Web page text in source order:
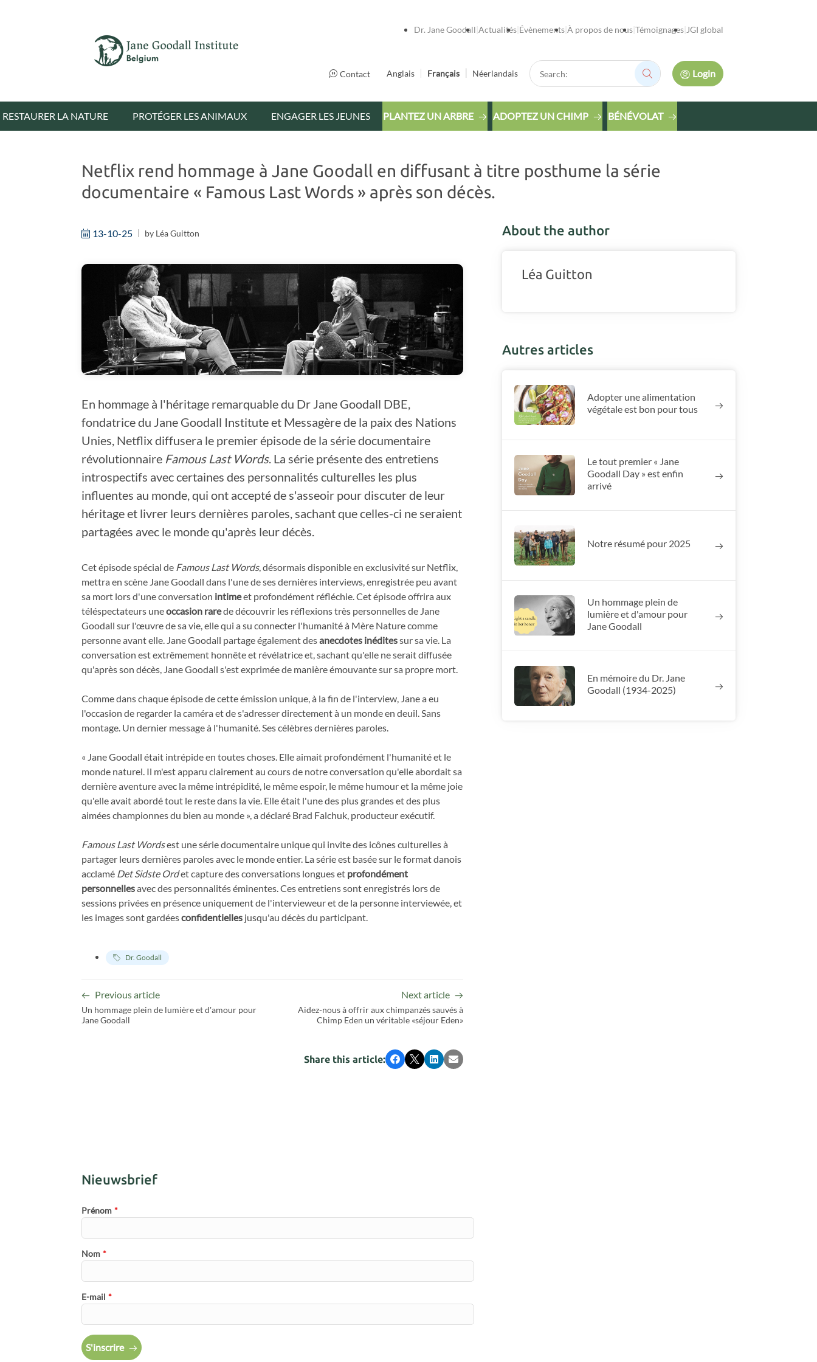
Dr. Jane Goodall Actualités Évènements À propos de nous Témoignages JGI global
Contact Anglais Français Néerlandais
Search:
Search:
Login
RESTAURER LA NATURE PROTÉGER LES ANIMAUX ENGAGER LES JEUNES PLANTEZ UN ARBRE ADOPTEZ UN CHIMP BÉNÉVOLAT
Netflix rend hommage à Jane Goodall en diffusant à titre posthume la série
documentaire « Famous Last Words » après son décès.
13-10-25 by Léa Guitton
En hommage à l'héritage remarquable du Dr Jane Goodall DBE,
fondatrice du Jane Goodall Institute et Messagère de la paix des Nations
Unies, Netflix diffusera le premier épisode de la série documentaire
révolutionnaire Famous Last Words. La série présente des entretiens
introspectifs avec certaines des personnalités culturelles les plus
influentes au monde, qui ont accepté de s'asseoir pour discuter de leur
héritage et livrer leurs dernières paroles, sachant que celles-ci ne seraient
partagées avec le monde qu'après leur décès.
Cet épisode spécial de Famous Last Words, désormais disponible en exclusivité sur Netflix,
mettra en scène Jane Goodall dans l'une de ses dernières interviews, enregistrée peu avant
sa mort lors d'une conversation intimeet profondément réfléchie. Cet épisode offrira aux
téléspectateurs uneoccasion rarede découvrir les réflexions très personnelles de Jane
Goodall sur l'œuvre de sa vie, elle qui a su connecter l'humanité à Mère Nature comme
personne avant elle. Jane Goodall partage également desanecdotes inéditessur sa vie. La
conversation est extrêmement honnête et révélatrice et, sachant qu'elle ne serait diffusée
qu'après son décès, Jane Goodall s'est exprimée de manière émouvante sur sa propre mort.
Comme dans chaque épisode de cette émission unique, à la fin de l'interview, Jane a eu
l'occasion de regarder la caméra et de s'adresser directement à un monde en deuil. Sans
montage. Un dernier message à l'humanité. Ses célèbres dernières paroles.
« Jane Goodall était intrépide en toutes choses. Elle aimait profondément l'humanité et le
monde naturel. Il m'est apparu clairement au cours de notre conversation qu'elle abordait sa
dernière aventure avec la même intrépidité, le même espoir, le même humour et la même joie
qu'elle avait abordé tout le reste dans la vie. Elle était l'une des plus grandes et des plus
aimées championnes du bien au monde », a déclaré Brad Falchuk, producteur exécutif.
Famous Last Wordsest une série documentaire unique qui invite des icônes culturelles à
partager leurs dernières paroles avec le monde entier. La série est basée sur le format danois
acclamé DetSidste Ordet capture des conversations longues et profondément
personnellesavec des personnalités éminentes. Ces entretiens sont enregistrés lors de
sessions privées en présence uniquement de l'intervieweur et de la personne interviewée, et
les images sont gardéesconfidentielles jusqu'au décès du participant.
Dr. Goodall
Previous article
Un hommage plein de lumière et d'amour pour
Jane Goodall
Next article
Aidez-nous à offrir aux chimpanzés sauvés à
Chimp Eden un véritable «séjour Eden»
Share this article: Facebook
X LinkedIn
Email
About the author
Léa Guitton
Autres articles
Adopter une alimentation
végétale est bon pour tous
Le tout premier « Jane
Goodall Day » est enfin
arrivé
Notre résumé pour 2025
Un hommage plein de
lumière et d'amour pour
Jane Goodall
En mémoire du Dr. Jane
Goodall (1934-2025)
Nieuwsbrief
Prénom *
Nom *
E-mail *
S'inscrire